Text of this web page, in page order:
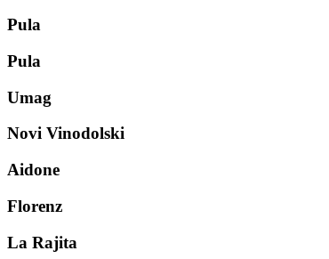
Pula
Pula
Umag
Novi Vinodolski
Aidone
Florenz
La Rajita